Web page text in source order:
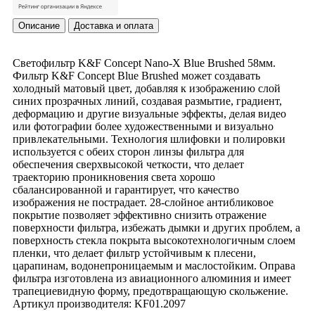
Описание Доставка и оплата
Светофильтр K&F Concept Nano-X Blue Brushed 58мм.
Фильтр K&F Concept Blue Brushed может создавать
холодный матовый цвет, добавляя к изображению слой
синих прозрачных линий, создавая размытие, градиент,
деформацию и другие визуальные эффекты, делая видео
или фотографии более художественными и визуально
привлекательными. Технология шлифовки и полировки
используется с обеих сторон линзы фильтра для
обеспечения сверхвысокой четкости, что делает
траекторию проникновения света хорошо
сбалансированной и гарантирует, что качество
изображения не пострадает. 28-слойное антибликовое
покрытие позволяет эффективно снизить отражение
поверхности фильтра, избежать дымки и других проблем, а
поверхность стекла покрыта высокотехнологичным слоем
пленки, что делает фильтр устойчивым к плесени,
царапинам, водонепроницаемым и маслостойким. Оправа
фильтра изготовлена из авиационного алюминия и имеет
трапециевидную форму, предотвращающую скольжение.
Артикул производителя: KF01.2097